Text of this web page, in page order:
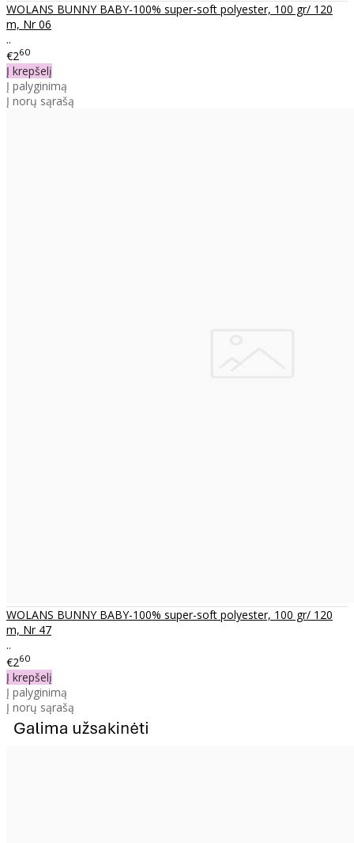
WOLANS BUNNY BABY-100% super-soft polyester, 100 gr/ 120
m, Nr 06
..
€260
Į krepšelį
Į palyginimą
Į norų sąrašą
WOLANS BUNNY BABY-100% super-soft polyester, 100 gr/ 120
m, Nr 47
..
€260
Į krepšelį
Į palyginimą
Į norų sąrašą